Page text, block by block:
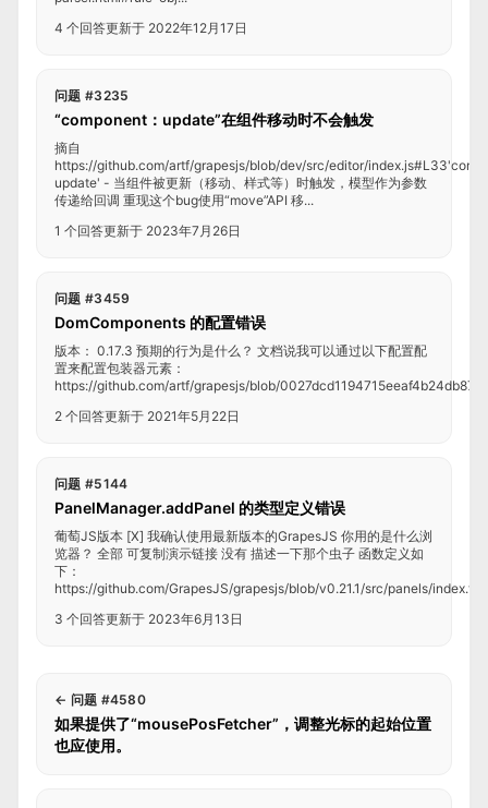
4 个回答更新于 2022年12月17日
问题 #3235
“component：update”在组件移动时不会触发
摘自
https://github.com/artf/grapesjs/blob/dev/src/editor/
update' - 当组件被更新（移动、样式等）时触发，模型作为参数
传递给回调 重现这个bug使用“move”API 移...
1 个回答更新于 2023年7月26日
问题 #3459
DomComponents 的配置错误
版本： 0.17.3 预期的行为是什么？ 文档说我可以通过以下配置配
置来配置包装器元素：
https://github.com/artf/grapesjs/blob/
2 个回答更新于 2021年5月22日
问题 #5144
PanelManager.addPanel 的类型定义错误
葡萄JS版本 [X] 我确认使用最新版本的GrapesJS 你用的是什么浏
览器？ 全部 可复制演示链接 没有 描述一下那个虫子 函数定义如
下：
https://github.com/GrapesJS/grapesjs/blob/v0.21.1/src/panels/index.t...
3 个回答更新于 2023年6月13日
← 问题 #4580
如果提供了“mousePosFetcher”，调整光标的起始位置
也应使用。